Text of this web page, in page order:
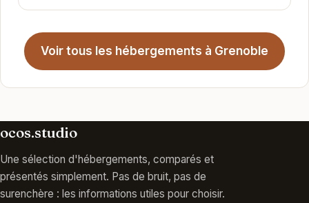
Voir tous les hébergements à Grenoble
ocos.studio
Une sélection d'hébergements, comparés et
présentés simplement. Pas de bruit, pas de
surenchère : les informations utiles pour choisir.